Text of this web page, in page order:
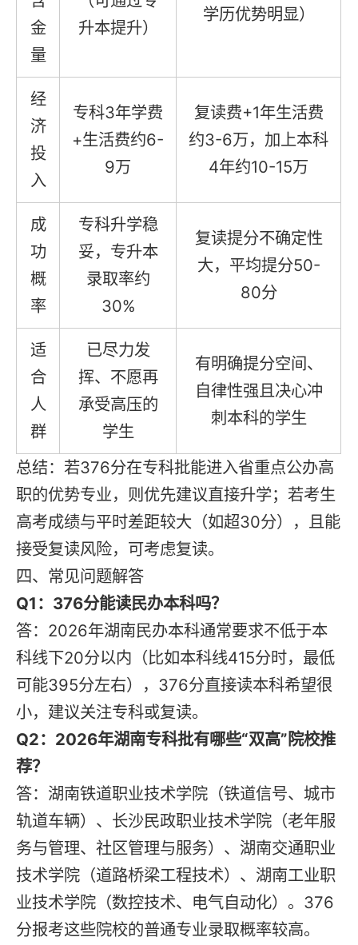
金
量
升本提升）
学历优势明显）
经
济
投
入
专科3年学费
+生活费约6-
9万
复读费+1年生活费
约3-6万，加上本科
4年约10-15万
成
功
概
率
专科升学稳
妥，专升本
录取率约
30%
复读提分不确定性
大，平均提分50-
80分
适
合
人
群
已尽力发
挥、不愿再
承受高压的
学生
有明确提分空间、
自律性强且决心冲
刺本科的学生
总结：若376分在专科批能进入省重点公办高
职的优势专业，则优先建议直接升学；若考生
高考成绩与平时差距较大（如超30分），且能
接受复读风险，可考虑复读。
四、常见问题解答
Q1：376分能读民办本科吗？
答：2026年湖南民办本科通常要求不低于本
科线下20分以内（比如本科线415分时，最低
可能395分左右），376分直接读本科希望很
小，建议关注专科或复读。
Q2：2026年湖南专科批有哪些“双高”院校推
荐？
答：湖南铁道职业技术学院（铁道信号、城市
轨道车辆）、长沙民政职业技术学院（老年服
务与管理、社区管理与服务）、湖南交通职业
技术学院（道路桥梁工程技术）、湖南工业职
业技术学院（数控技术、电气自动化）。376
分报考这些院校的普通专业录取概率较高。